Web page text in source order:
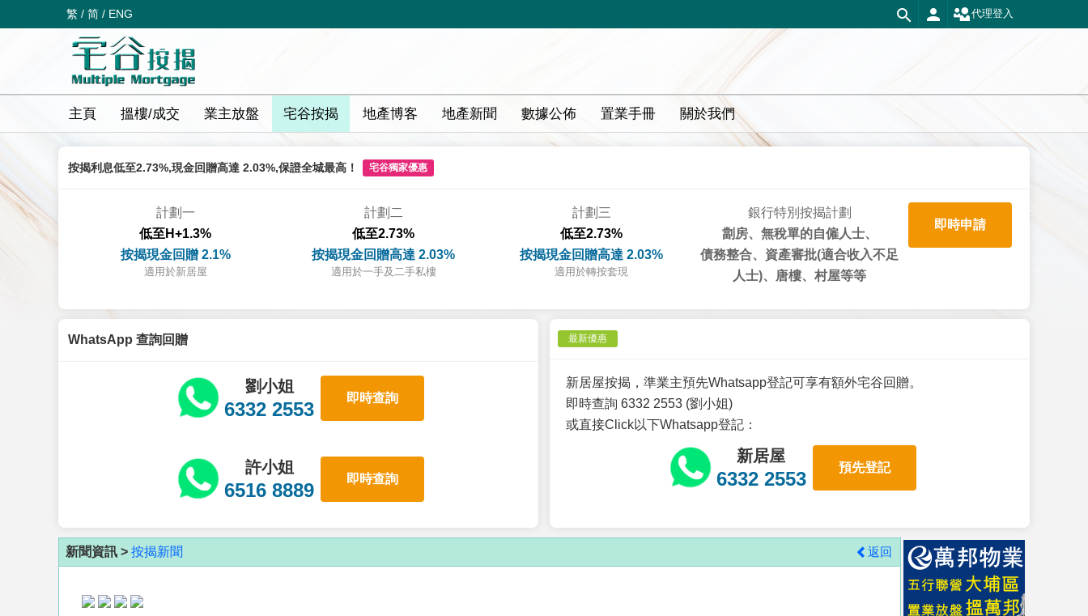
繁 / 简 / ENG 代理登入
主頁 搵樓/成交 業主放盤 宅谷按揭 地產博客 地產新聞 數據公佈 置業手冊 關於我們
按揭利息低至2.73%,現金回贈高達 2.03%,保證全城最高！ 宅谷獨家優惠
計劃一
低至H+1.3%
按揭現金回贈 2.1%
適用於新居屋
計劃二
低至2.73%
按揭現金回贈高達 2.03%
適用於一手及二手私樓
計劃三
低至2.73%
按揭現金回贈高達 2.03%
適用於轉按套現
銀行特別按揭計劃
劏房、無稅單的自僱人士、
債務整合、資產審批(適合收入不足
人士)、唐樓、村屋等等
即時申請
WhatsApp 查詢回贈
劉小姐
6332 2553
即時查詢
許小姐
6516 8889
即時查詢
最新優惠
新居屋按揭，準業主預先Whatsapp登記可享有額外宅谷回贈。
即時查詢 6332 2553 (劉小姐)
或直接Click以下Whatsapp登記：
新居屋
6332 2553
預先登記
新聞資訊 > 按揭新聞 返回